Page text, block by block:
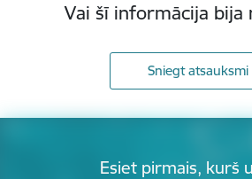
Vai šī informācija bija
Sniegt atsauksmi
Esiet pirmais, kurš